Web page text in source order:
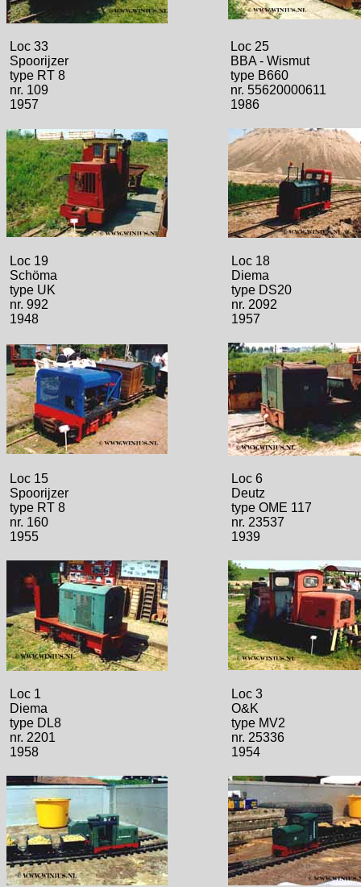
Loc 33
Spoorijzer
type RT 8
nr. 109
1957
Loc 25
BBA - Wismut
type B660
nr. 55620000611
1986
Loc 19
Schöma
type UK
nr. 992
1948
Loc 18
Diema
type DS20
nr. 2092
1957
Loc 15
Spoorijzer
type RT 8
nr. 160
1955
Loc 6
Deutz
type OME 117
nr. 23537
1939
Loc 1
Diema
type DL8
nr. 2201
1958
Loc 3
O&K
type MV2
nr. 25336
1954